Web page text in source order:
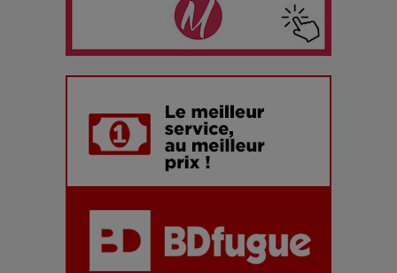
Les dessous de la fast fashion : un désastre écologique en
7 Techniques Secrètes des Photographes de Stars
Adieu Jean-Pat : rire au bord du précipice
Pharaonic Festival 2025 : 10 ans d’électro sous les
montagnes, une fête à ne pas manquer